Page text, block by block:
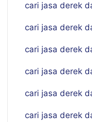
cari jasa derek
cari jasa derek
cari jasa derek
cari jasa derek
cari jasa derek
cari jasa derek